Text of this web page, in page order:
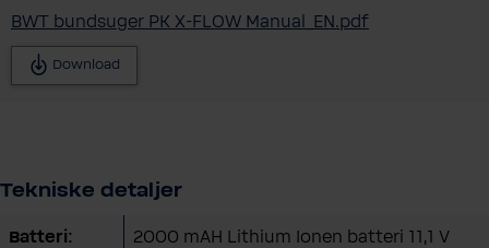
BWT bundsuger PK X-FLOW Manual_EN.pdf
Download
Tekniske detaljer
Batteri:
2000 mAH Lithium Ionen batteri 11,1 V